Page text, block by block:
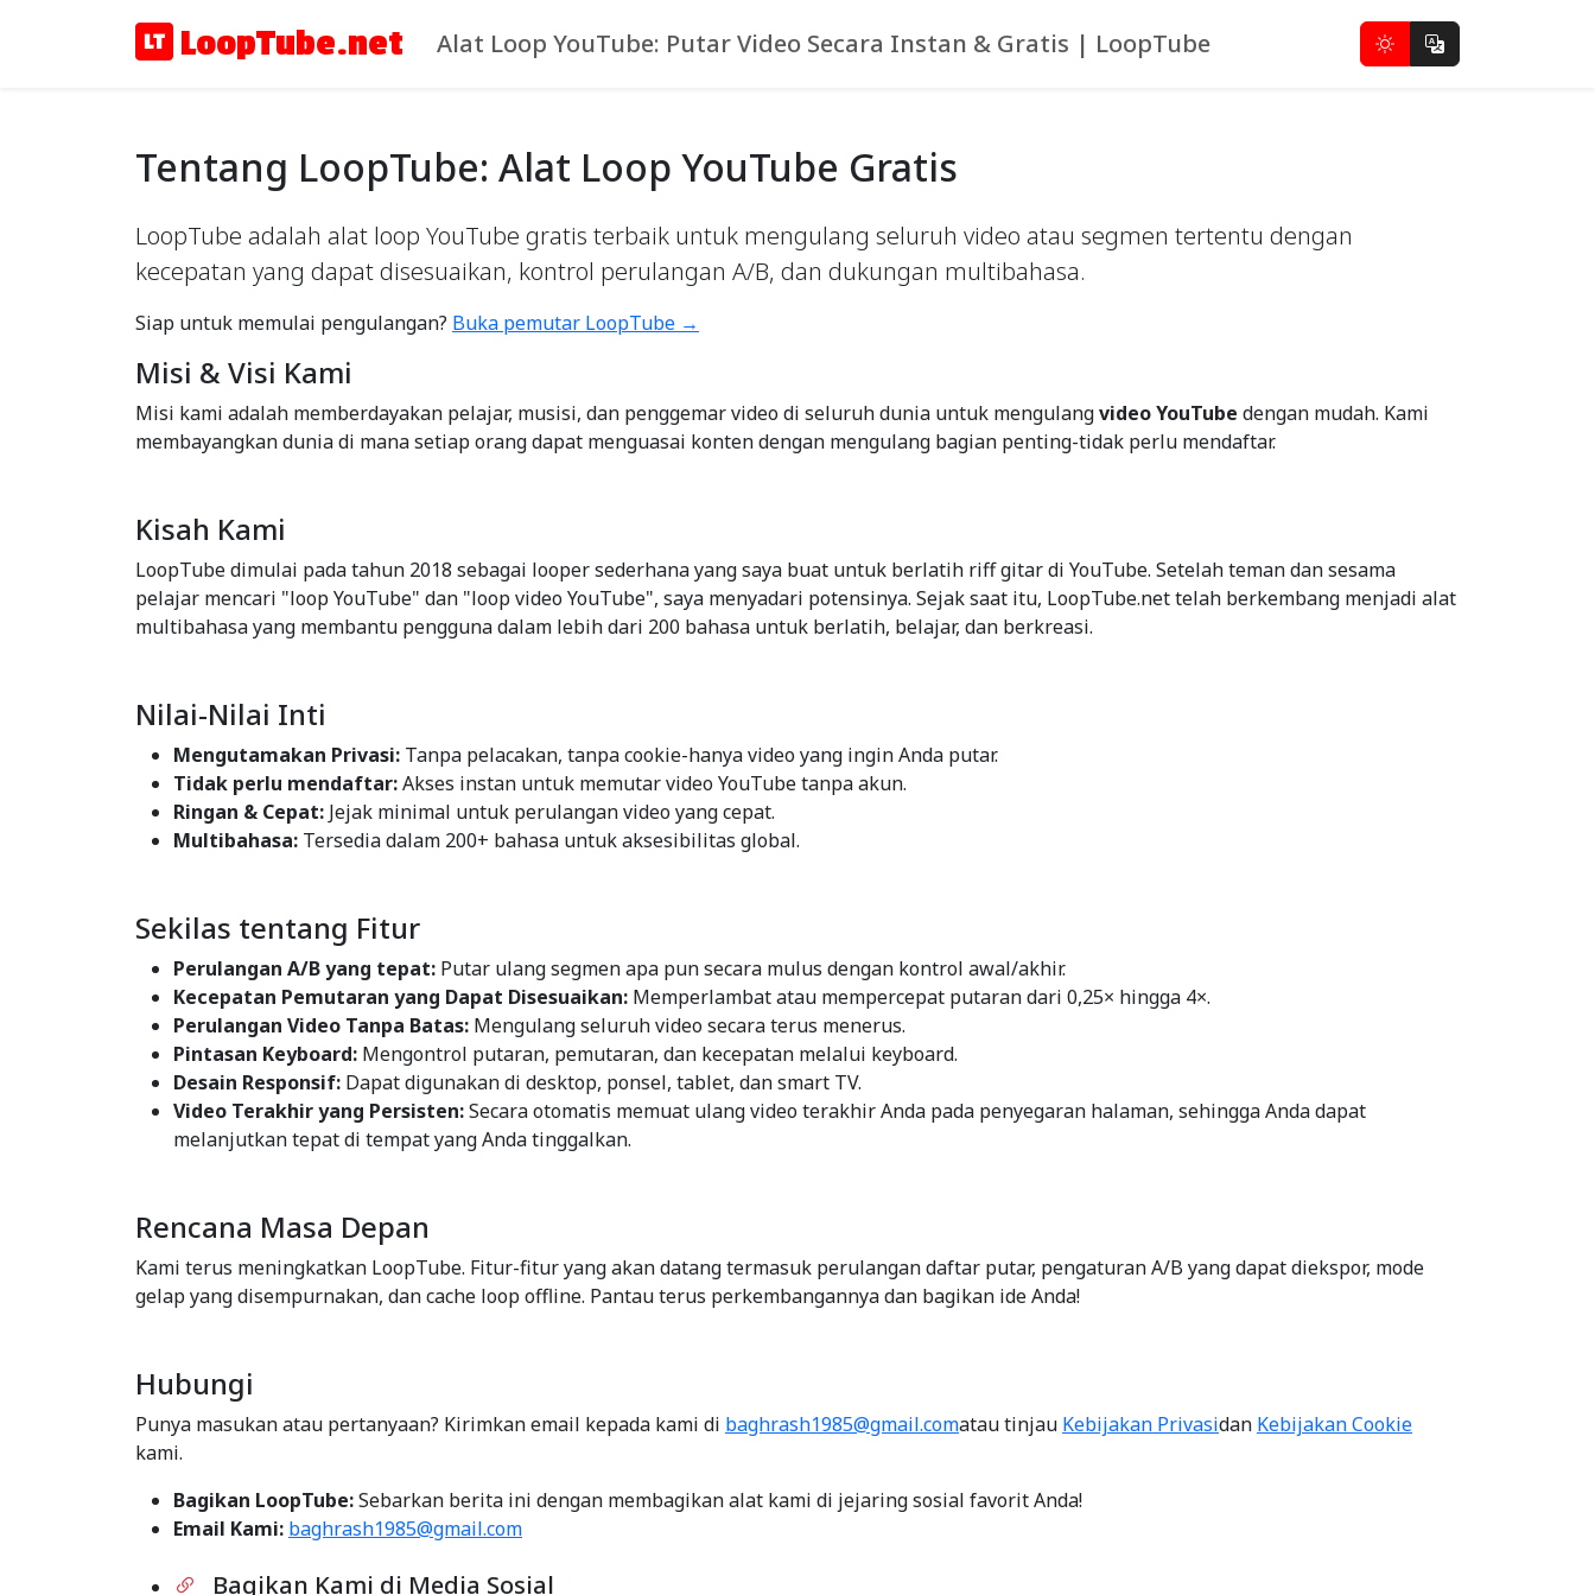
LoopTube.net Alat Loop YouTube: Putar Video Secara Instan & Gratis | LoopTube
Tentang LoopTube: Alat Loop YouTube Gratis
LoopTube adalah alat loop YouTube gratis terbaik untuk mengulang seluruh video atau segmen tertentu dengan
kecepatan yang dapat disesuaikan, kontrol perulangan A/B, dan dukungan multibahasa.
Siap untuk memulai pengulangan? Buka pemutar LoopTube →
Misi & Visi Kami
Misi kami adalah memberdayakan pelajar, musisi, dan penggemar video di seluruh dunia untuk mengulangvideo YouTube dengan mudah. Kami
membayangkan dunia di mana setiap orang dapat menguasai konten dengan mengulang bagian penting-tidak perlu mendaftar.
Kisah Kami
LoopTube dimulai pada tahun 2018 sebagai looper sederhana yang saya buat untuk berlatih riff gitar di YouTube. Setelah teman dan sesama
pelajar mencari "loop YouTube" dan "loop video YouTube", saya menyadari potensinya. Sejak saat itu, LoopTube.net telah berkembang menjadi alat
multibahasa yang membantu pengguna dalam lebih dari 200 bahasa untuk berlatih, belajar, dan berkreasi.
Nilai-Nilai Inti
Mengutamakan Privasi: Tanpa pelacakan, tanpa cookie-hanya video yang ingin Anda putar.
Tidak perlu mendaftar:Akses instan untuk memutar video YouTube tanpa akun.
Ringan & Cepat: Jejak minimal untuk perulangan video yang cepat.
Multibahasa: Tersedia dalam 200+ bahasa untuk aksesibilitas global.
Sekilas tentang Fitur
Perulangan A/B yang tepat: Putar ulang segmen apa pun secara mulus dengan kontrol awal/akhir.
Kecepatan Pemutaran yang Dapat Disesuaikan: Memperlambat atau mempercepat putaran dari 0,25× hingga 4×.
Perulangan Video Tanpa Batas: Mengulang seluruh video secara terus menerus.
Pintasan Keyboard: Mengontrol putaran, pemutaran, dan kecepatan melalui keyboard.
Desain Responsif: Dapat digunakan di desktop, ponsel, tablet, dan smart TV.
Video Terakhir yang Persisten:Secara otomatis memuat ulang video terakhir Anda pada penyegaran halaman, sehingga Anda dapat
melanjutkan tepat di tempat yang Anda tinggalkan.
Rencana Masa Depan
Kami terus meningkatkan LoopTube. Fitur-fitur yang akan datang termasuk perulangan daftar putar, pengaturan A/B yang dapat diekspor, mode
gelap yang disempurnakan, dan cache loop offline. Pantau terus perkembangannya dan bagikan ide Anda!
Hubungi
Punya masukan atau pertanyaan? Kirimkan email kepada kami di baghrash1985@gmail.comatau tinjau Kebijakan Privasidan Kebijakan Cookie
kami.
Bagikan LoopTube:Sebarkan berita ini dengan membagikan alat kami di jejaring sosial favorit Anda!
Email Kami: baghrash1985@gmail.com
Bagikan Kami di Media Sosial